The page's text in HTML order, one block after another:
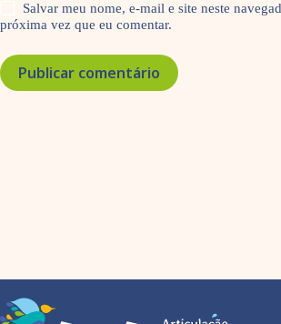
Salvar meu nome, e-mail e site neste
próxima vez que eu comentar.
Publicar comentário